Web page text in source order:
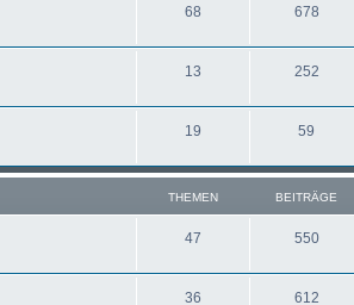
68 678
13 252
19 59
THEMEN BEITRÄGE
47 550
36 612